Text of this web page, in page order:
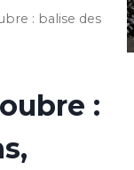
: balise des
: